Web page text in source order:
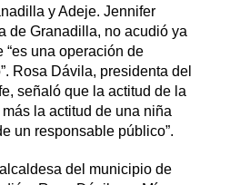
y Adeje. Jennifer
de Granadilla, no acudió ya
“es una operación de
Rosa Dávila, presidenta del
señaló que la actitud de la
la actitud de una niña
un responsable público”.
del municipio de